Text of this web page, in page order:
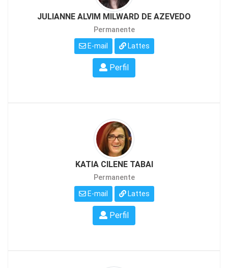
JULIANNE ALVIM MILWARD DE AZEVEDO
Permanente
E-mail Lattes
Perfil
KATIA CILENE TABAI
Permanente
E-mail Lattes
Perfil